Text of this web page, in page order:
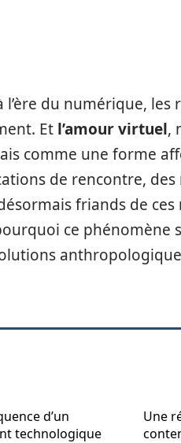
l’ère du numérique,
Et l’amour virtuel,
comme une forme
de rencontre,
friands de
ce phénomène
d’un
technologique
Une